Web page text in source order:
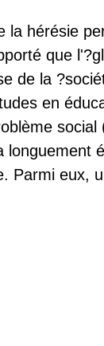
la hérésie
que
de la
en
longuement
Parmi eux,